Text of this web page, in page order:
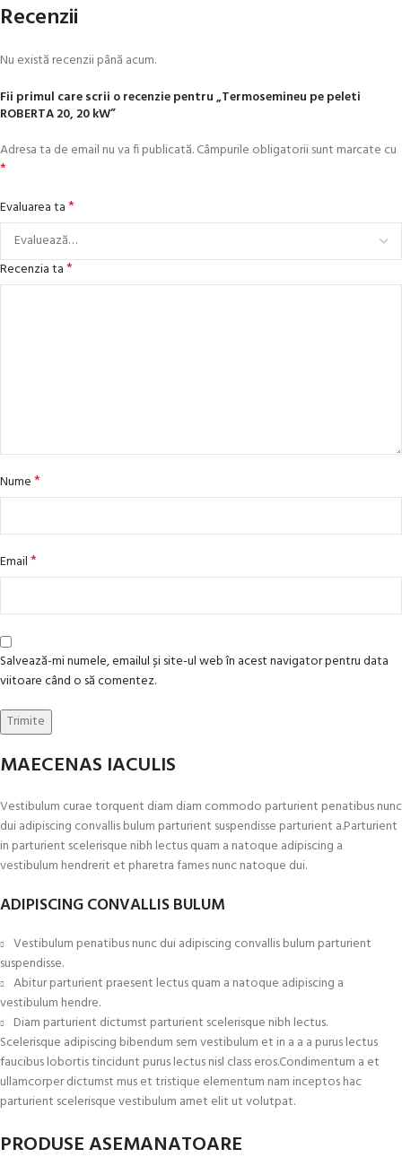
Recenzii
Nu există recenzii până acum.
Fii primul care scrii o recenzie pentru „Termosemineu pe peleti
ROBERTA 20, 20 kW”
Adresa ta de email nu va fi publicată.Câmpurile obligatorii sunt marcate cu
*
Evaluarea ta*
Recenzia ta*
Nume*
Email*
Salvează-mi numele, emailul și site-ul web în acest navigator pentru data
viitoare când o să comentez.
MAECENAS IACULIS
Vestibulum curae torquent diam diam commodo parturient penatibus nunc
dui adipiscing convallis bulum parturient suspendisse parturient a.Parturient
in parturient scelerisque nibh lectus quam a natoque adipiscing a
vestibulum hendrerit et pharetra fames nunc natoque dui.
ADIPISCING CONVALLIS BULUM
Vestibulum penatibus nunc dui adipiscing convallis bulum parturient
suspendisse.
Abitur parturient praesent lectus quam a natoque adipiscing a
vestibulum hendre.
Diam parturient dictumst parturient scelerisque nibh lectus.
Scelerisque adipiscing bibendum sem vestibulum et in a a a purus lectus
faucibus lobortis tincidunt purus lectus nisl class eros.Condimentum a et
ullamcorper dictumst mus et tristique elementum nam inceptos hac
parturient scelerisque vestibulum amet elit ut volutpat.
PRODUSE ASEMANATOARE